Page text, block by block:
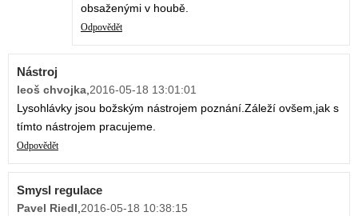
obsaženými v houbě.
Odpovědět
Nástroj
leoš chvojka,2016-05-18 13:01:01
Lysohlávky jsou božským nástrojem poznání.Záleží ovšem,jak s
tímto nástrojem pracujeme.
Odpovědět
Smysl regulace
Pavel Riedl,2016-05-18 10:38:15